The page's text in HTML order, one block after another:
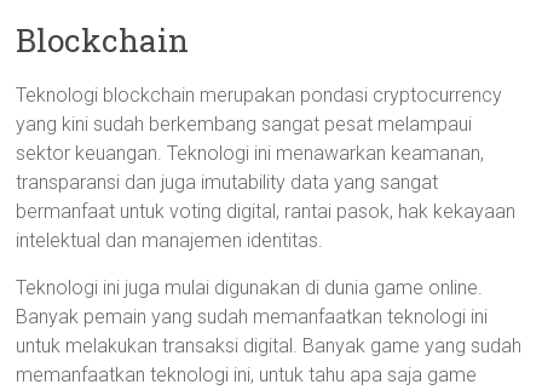
Blockchain
Teknologi blockchain merupakan pondasi cryptocurrency
yang kini sudah berkembang sangat pesat melampaui
sektor keuangan. Teknologi ini menawarkan keamanan,
transparansi dan juga imutability data yang sangat
bermanfaat untuk voting digital, rantai pasok, hak kekayaan
intelektual dan manajemen identitas.
Teknologi ini juga mulai digunakan di dunia game online.
Banyak pemain yang sudah memanfaatkan teknologi ini
untuk melakukan transaksi digital. Banyak game yang sudah
memanfaatkan teknologi ini, untuk tahu apa saja game